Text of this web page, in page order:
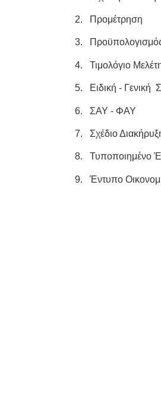
2. Προμέτρηση
3.
4. Τιμολόγιο
5. Ειδική -
6. ΣΑΥ - ΦΑΥ
7. Σχέδιο
8. Τυποποιημένο
9. Έντυπο